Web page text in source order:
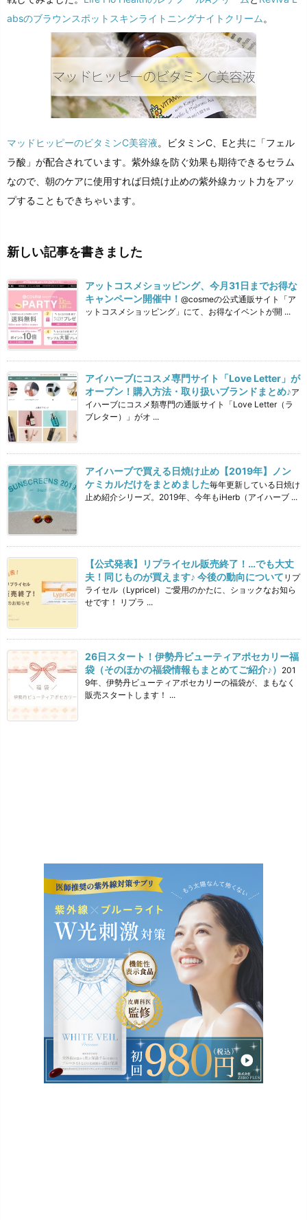
absのブラウンスポットスキンライトニングナイトクリーム 。
マッドヒッピーのビタミンC美容液。ビタミンC、Eと共に「フェル
ラ酸」が配合されています。紫外線を防ぐ効果も期待できるセラム
なので、朝のケアに使用すれば日焼け止めの紫外線カット力をアッ
プすることもできちゃいます。
新しい記事を書きました
アットコスメショッピング、今月31日までお得な
キャンペーン開催中！ @cosmeの公式通販サイト「ア
ットコスメショッピング」にて、お得なイベントが開 ...
アイハーブにコスメ専門サイト「Love Letter」が
オープン！購入方法・取り扱いブランドまとめ♪ア
イハーブにコスメ類専門の通販サイト「Love Letter（ラ
ブレター）」がオ ...
アイハーブで買える日焼け止め【2019年】ノン
ケミカルだけをまとめました毎年更新している日焼け
止め紹介シリーズ。2019年、今年もiHerb（アイハーブ ...
【公式発表】リプライセル販売終了！…でも大丈
夫！同じものが買えます♪ 今後の動向について リプ
ライセル（Lypricel）ご愛用のかたに、ショックなお知ら
せです！ リプラ ...
26日スタート！伊勢丹ビューティアポセカリー福
袋（そのほかの福袋情報もまとめてご紹介♪） 201
9年、伊勢丹ビューティアポセカリーの福袋が、まもなく
販売スタートします！ ...